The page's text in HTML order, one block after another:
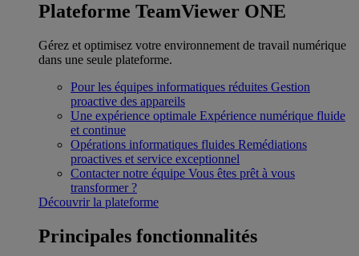
Plateforme TeamViewer ONE
Gérez et optimisez votre environnement de travail numérique
dans une seule plateforme.
Pour les équipes informatiques réduites Gestion
proactive des appareils
Une expérience optimale Expérience numérique fluide
et continue
Opérations informatiques fluides Remédiations
proactives et service exceptionnel
Contacter notre équipe Vous êtes prêt à vous
transformer ?
Découvrir la plateforme
Principales fonctionnalités